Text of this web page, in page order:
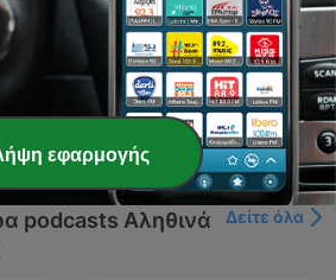
Este episodio explora la figura histórica del Cardenal Richelieu, contrastando su representación literaria en 'Los Tres Mosqueteros' con su labor real como arquitecto del absolutismo francés. Se detalla su estrategia para centralizar el poder mediante la 'razón de estado', enfrentándose a la nobleza rebelde y eliminando focos de resistencia religiosa. Asimismo, se analiza su papel en la consolidación interna de Francia a través del asedio de La Rochelle y su política exterior frente a los Habsburgo durante la Guerra de los Treinta Años, destacando cómo priorizó los intereses nacionales sobre las convicciones religiosas para fortalecer la monarquía absoluta.
επεισοδίων
podcasts Αληθινά
Δείτε όλα
εφαρμογής